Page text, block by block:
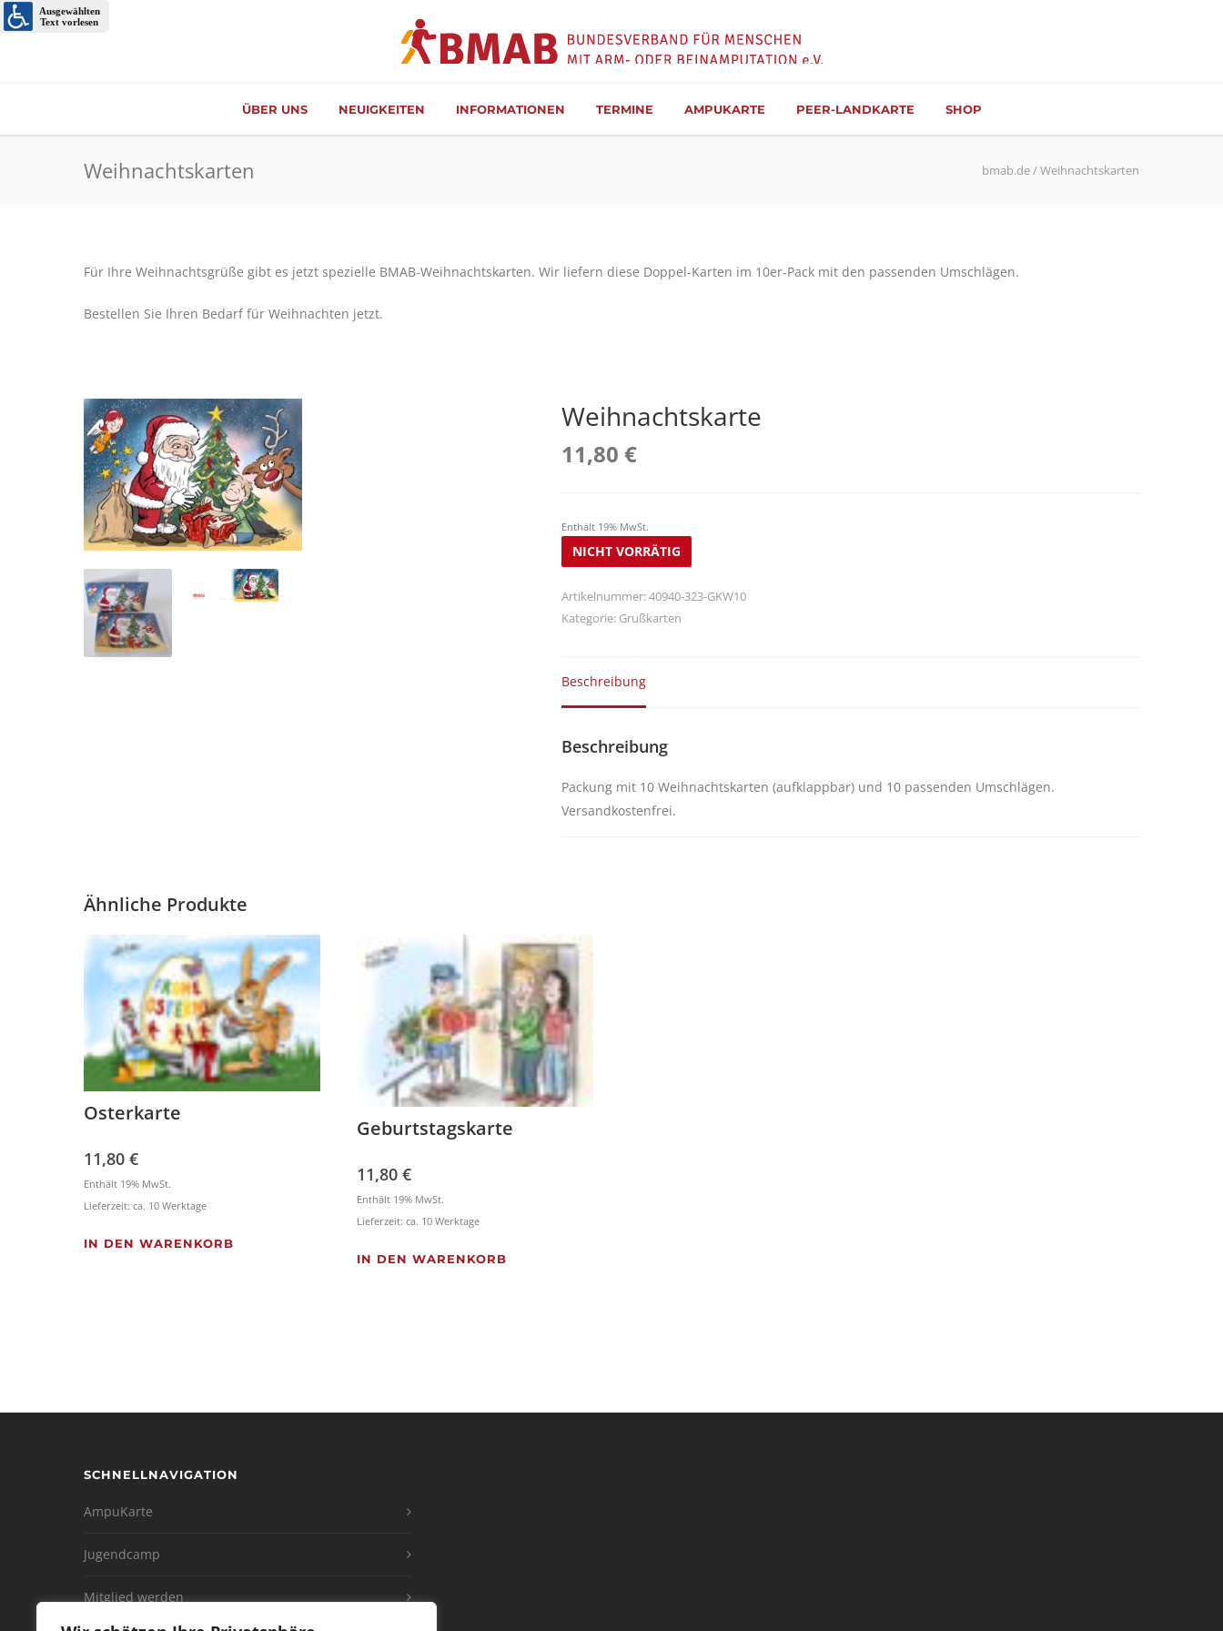
ÜBER UNS NEUIGKEITEN INFORMATIONEN TERMINE AMPUKARTE PEER-LANDKARTE SHOP
Weihnachtskarten bmab.de/Weihnachtskarten
Für Ihre Weihnachtsgrüße gibt es jetzt spezielle BMAB-Weihnachtskarten. Wir liefern diese Doppel-Karten im 10er-Pack mit den passenden Umschlägen.
Bestellen Sie Ihren Bedarf für Weihnachten jetzt.
Weihnachtskarte
11,80 €
Enthält 19% MwSt.
NICHT VORRÄTIG
Artikelnummer:40940-323-GKW10
Kategorie: Grußkarten
Beschreibung
Beschreibung
Packung mit 10 Weihnachtskarten (aufklappbar) und 10 passenden Umschlägen.
Versandkostenfrei.
Ähnliche Produkte
Osterkarte
11,80 €
Enthält 19% MwSt.
Lieferzeit: ca. 10 Werktage
IN DEN WARENKORB
Geburtstagskarte
11,80 €
Enthält 19% MwSt.
Lieferzeit: ca. 10 Werktage
IN DEN WARENKORB
SCHNELLNAVIGATION
AmpuKarte
Jugendcamp
Mitglied werden